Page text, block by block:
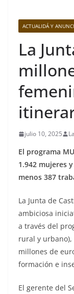
ACTUALIDÁ Y
La
julio 10, 2025
El programa
1.942 mujeres
menos 387
La Junta de
ambiciosa
a través del
rural y
millones de
formación e
El gerente del